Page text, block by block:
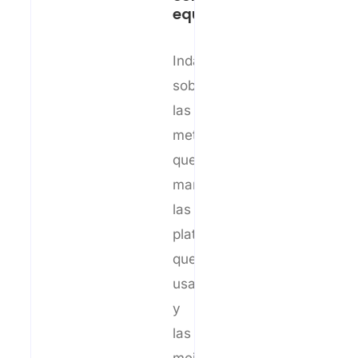
equipo
Indaga
sobre
las
metodologías
que
maneja,
las
plataformas
que
usa
y
las